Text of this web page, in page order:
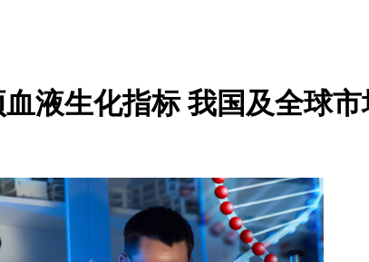
液生化指标 我国及全球